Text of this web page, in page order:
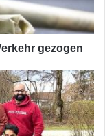
gezogen